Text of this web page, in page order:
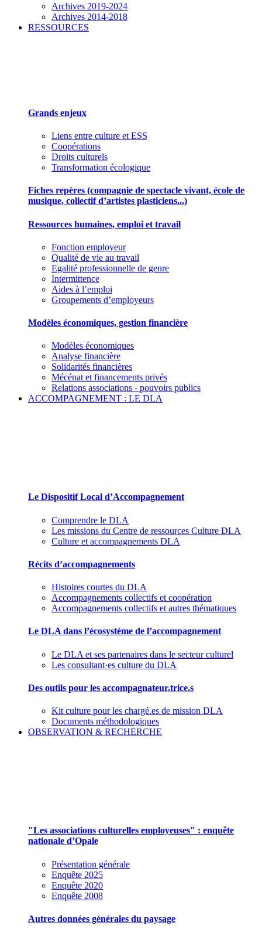
Archives 2019-2024
Archives 2014-2018
RESSOURCES
Grands enjeux
Liens entre culture et ESS
Coopérations
Droits culturels
Transformation écologique
Fiches repères (compagnie de spectacle vivant, école de
musique, collectif d’artistes plasticiens...)
Ressources humaines, emploi et travail
Fonction employeur
Qualité de vie au travail
Egalité professionnelle de genre
Intermittence
Aides à l’emploi
Groupements d’employeurs
Modèles économiques, gestion financière
Modèles économiques
Analyse financière
Solidarités financières
Mécénat et financements privés
Relations associations - pouvoirs publics
ACCOMPAGNEMENT : LE DLA
Le Dispositif Local d’Accompagnement
Comprendre le DLA
Les missions du Centre de ressources Culture DLA
Culture et accompagnements DLA
Récits d’accompagnements
Histoires courtes du DLA
Accompagnements collectifs et coopération
Accompagnements collectifs et autres thématiques
Le DLA dans l’écosystème de l’accompagnement
Le DLA et ses partenaires dans le secteur culturel
Les consultant·es culture du DLA
Des outils pour les accompagnateur.trice.s
Kit culture pour les chargé.es de mission DLA
Documents méthodologiques
OBSERVATION & RECHERCHE
"Les associations culturelles employeuses" : enquête
nationale d’Opale
Présentation générale
Enquête 2025
Enquête 2020
Enquête 2008
Autres données générales du paysage